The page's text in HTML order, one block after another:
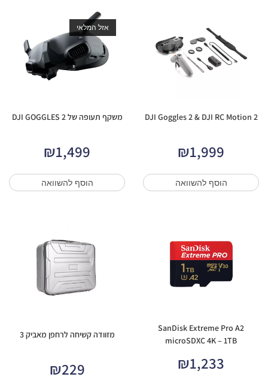
DJI Goggles 2 & DJI RC Motion 2
₪1,999
הוסף להשוואה
אזל המלאי
משקף תעופה של DJI GOGGLES 2
₪1,499
הוסף להשוואה
SanDisk Extreme Pro A2
microSDXC 4K – 1TB
₪1,233
מזוודה קשיחה לרחפן מאביק 3
₪229